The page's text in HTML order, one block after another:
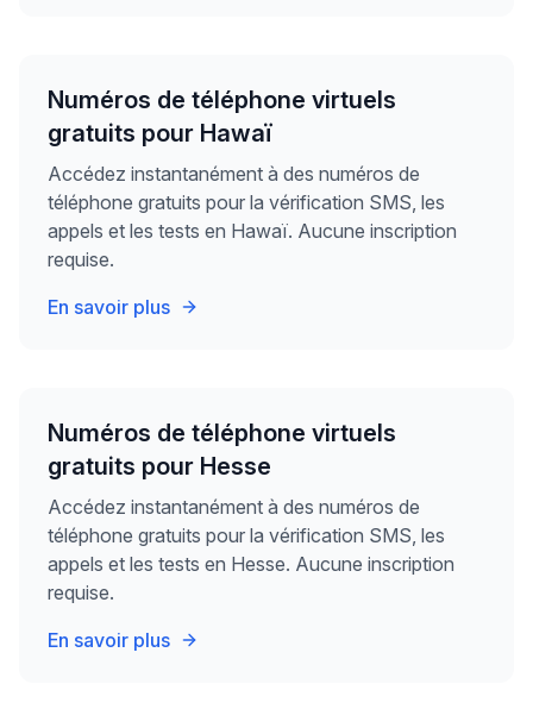
Numéros de téléphone virtuels
gratuits pour Hawaï
Accédez instantanément à des numéros de
téléphone gratuits pour la vérification SMS, les
appels et les tests en Hawaï. Aucune inscription
requise.
En savoir plus
Numéros de téléphone virtuels
gratuits pour Hesse
Accédez instantanément à des numéros de
téléphone gratuits pour la vérification SMS, les
appels et les tests en Hesse. Aucune inscription
requise.
En savoir plus